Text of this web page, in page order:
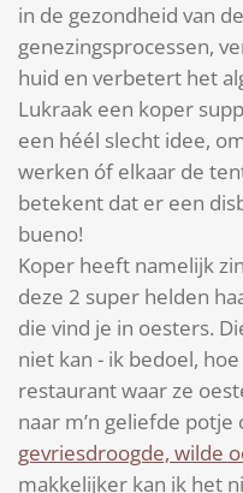
in de gezondheid van
genezingsprocessen,
huid en verbetert het
Lukraak een koper
een héél slecht idee,
werken óf elkaar de
betekent dat er een
bueno!
Koper heeft namelijk
deze 2 super helden
die vind je in oesters.
niet kan - ik bedoel,
restaurant waar ze
naar m’n geliefde
gevriesdroogde, wilde
makkelijker kan ik het